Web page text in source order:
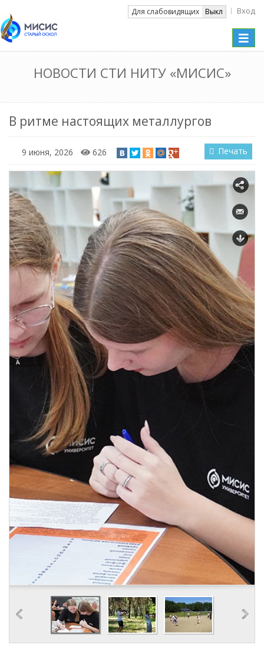
Для слабовидящих Выкл Вход
Toggle
НОВОСТИ СТИ НИТУ «МИСИС»
В ритме настоящих металлургов
9 июня, 2026 626 Печать